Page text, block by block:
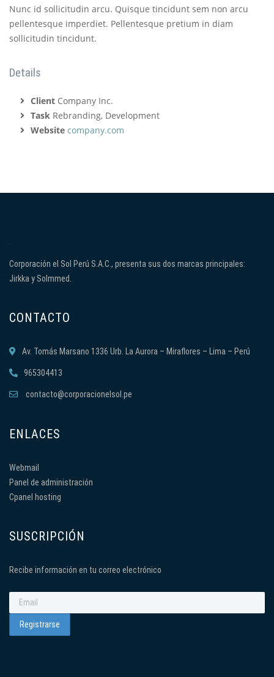
Nunc id sollicitudin arcu. Quisque tincidunt sem non arcu
pellentesque imperdiet. Pellentesque pretium in diam
sollicitudin tincidunt.
Details
Client Company Inc.
Task Rebranding, Development
Website company.com
Corporación el Sol Perú S.A.C., presenta sus dos marcas principales:
Jirkka y Solmmed.
CONTACTO
Av. Tomás Marsano 1336 Urb. La Aurora – Miraflores – Lima – Perú
965304413
contacto@corporacionelsol.pe
ENLACES
Webmail
Panel de administración
Cpanel hosting
SUSCRIPCIÓN
Recibe información en tu correo electrónico